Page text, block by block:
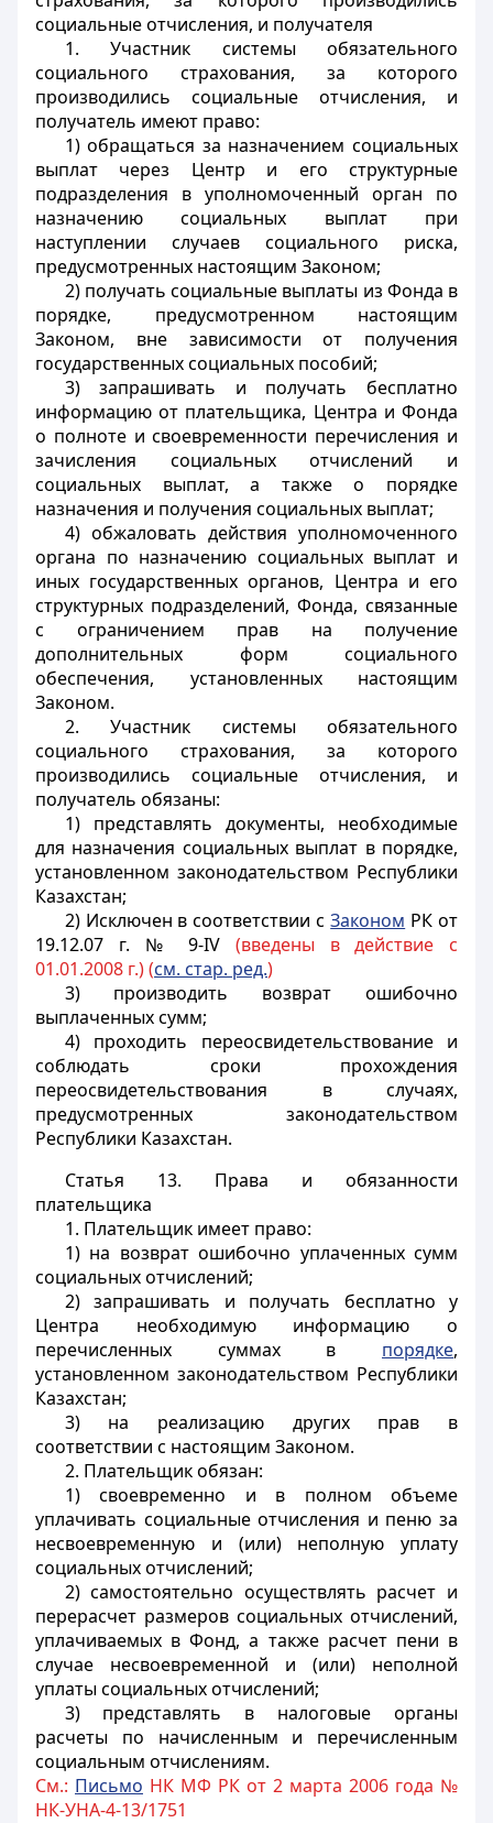
социальные отчисления, и получателя
1. Участник системы обязательного
социального страхования, за которого
производились социальные отчисления, и
получатель имеют право:
1) обращаться за назначением социальных
выплат через Центр и его структурные
подразделения в уполномоченный орган по
назначению социальных выплат при
наступлении случаев социального риска,
предусмотренных настоящим Законом;
2) получать социальные выплаты из Фонда в
порядке, предусмотренном настоящим
Законом, вне зависимости от получения
государственных социальных пособий;
3) запрашивать и получать бесплатно
информацию от плательщика, Центра и Фонда
о полноте и своевременности перечисления и
зачисления социальных отчислений и
социальных выплат, а также о порядке
назначения и получения социальных выплат;
4) обжаловать действия уполномоченного
органа по назначению социальных выплат и
иных государственных органов, Центра и его
структурных подразделений, Фонда, связанные
с ограничением прав на получение
дополнительных форм социального
обеспечения, установленных настоящим
Законом.
2. Участник системы обязательного
социального страхования, за которого
производились социальные отчисления, и
получатель обязаны:
1) представлять документы, необходимые
для назначения социальных выплат в порядке,
установленном законодательством Республики
Казахстан;
2) Исключен в соответствии сЗаконом РК от
19.12.07 г. № 9-IV (введены в действие с
01.01.2008 г.) (см. стар. ред.)
3) производить возврат ошибочно
выплаченных сумм;
4) проходить переосвидетельствование и
соблюдать сроки прохождения
переосвидетельствования в случаях,
предусмотренных законодательством
Республики Казахстан.
Статья 13. Права и обязанности
плательщика
1. Плательщик имеет право:
1) на возврат ошибочно уплаченных сумм
социальных отчислений;
2) запрашивать и получать бесплатно у
Центра необходимую информацию о
перечисленных суммах в порядке,
установленном законодательством Республики
Казахстан;
3) на реализацию других прав в
соответствии с настоящим Законом.
2. Плательщик обязан:
1) своевременно и в полном объеме
уплачивать социальные отчисления и пеню за
несвоевременную и (или) неполную уплату
социальных отчислений;
2) самостоятельно осуществлять расчет и
перерасчет размеров социальных отчислений,
уплачиваемых в Фонд, а также расчет пени в
случае несвоевременной и (или) неполной
уплаты социальных отчислений;
3) представлять в налоговые органы
расчеты по начисленным и перечисленным
социальным отчислениям.
См.: Письмо НК МФ РК от 2 марта 2006 года №
НК-УНА-4-13/1751